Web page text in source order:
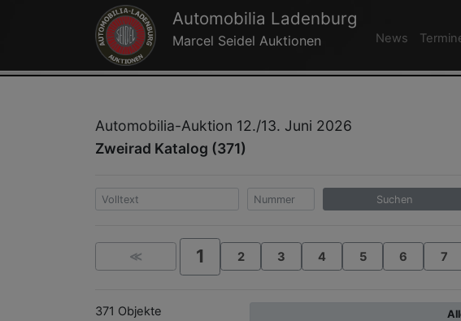
Automobilia Ladenburg
Marcel Seidel Auktionen News
Automobilia-Auktion 12./13. Juni 2026
Zweirad Katalog (371)
Suchen
≪ 1 2 3 4 5 6 7
371 Objekte